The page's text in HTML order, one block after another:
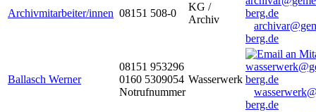
Archivmitarbeiter/innen 08151 508-0
KG /
Archiv
berg.de
Ballasch Werner
08151 953296
0160 5309054
Notrufnummer
Wasserwerk
berg.de